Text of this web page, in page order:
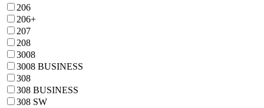
206
206+
207
208
3008
3008 BUSINESS
308
308 BUSINESS
308 SW